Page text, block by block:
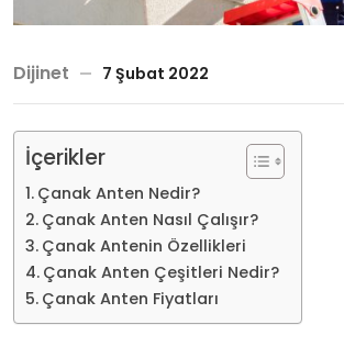
Dijinet 7 Şubat 2022
İçerikler
Çanak Anten Nedir?
Çanak Anten Nasıl Çalışır?
Çanak Antenin Özellikleri
Çanak Anten Çeşitleri Nedir?
Çanak Anten Fiyatları